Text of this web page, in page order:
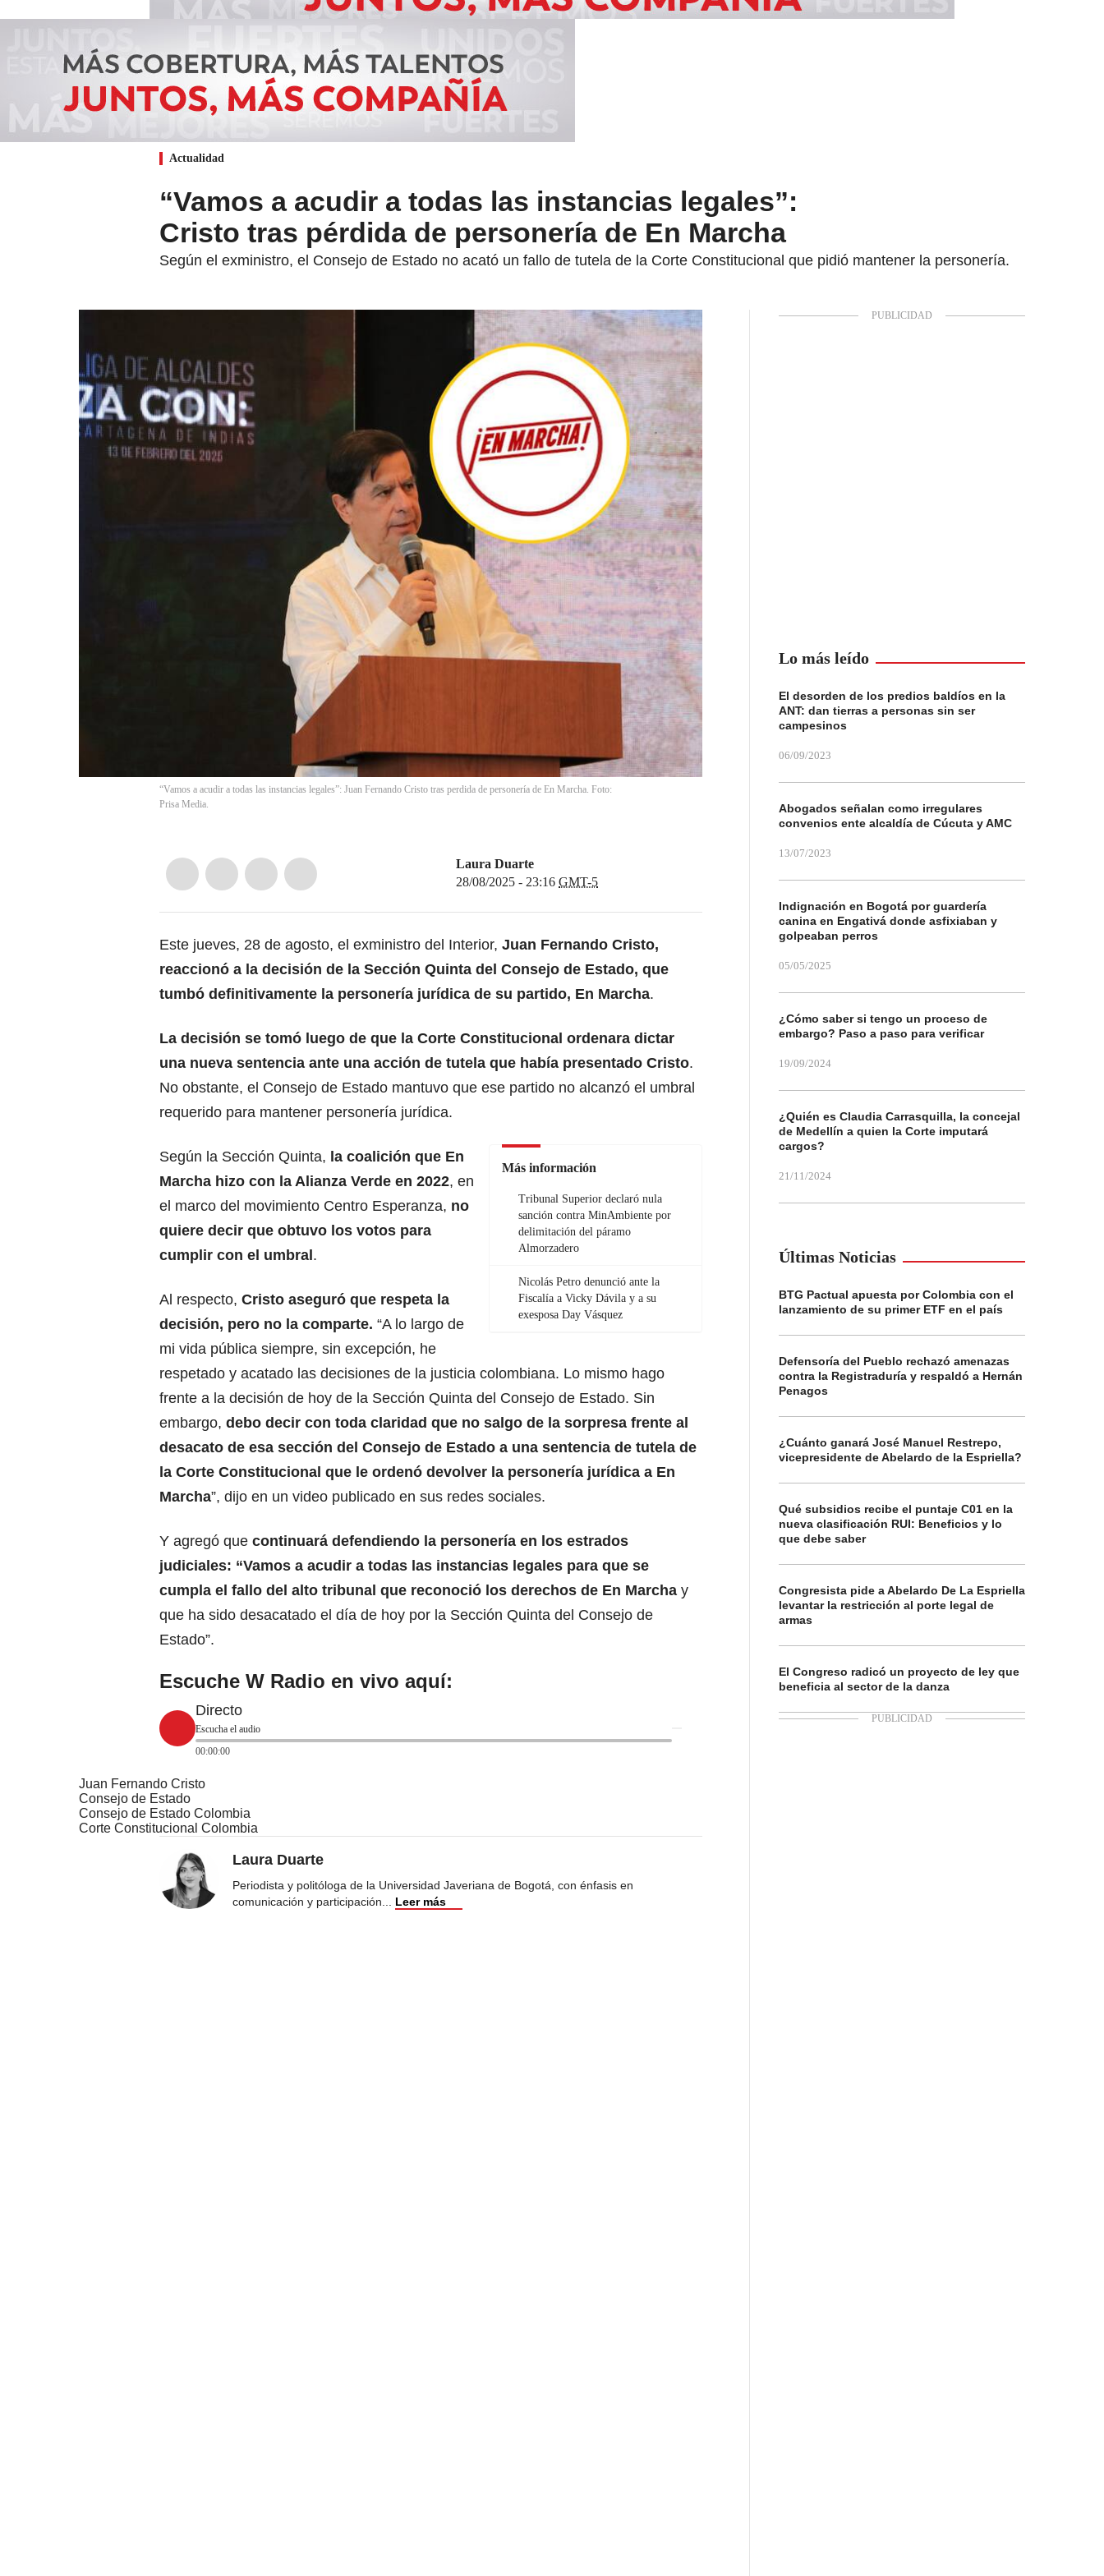
Actualidad
“Vamos a acudir a todas las instancias legales”:
Cristo tras pérdida de personería de En Marcha
Según el exministro, el Consejo de Estado no acató un fallo de tutela de la Corte Constitucional que pidió mantener la personería.
“Vamos a acudir a todas las instancias legales”: Juan Fernando Cristo tras perdida de personería de En Marcha. Foto:
Prisa Media.
Laura Duarte
28/08/2025 - 23:16 GMT-5
Este jueves, 28 de agosto, el exministro del Interior, Juan Fernando Cristo,
reaccionó a la decisión de la Sección Quinta del Consejo de Estado, que
tumbó definitivamente la personería jurídica de su partido, En Marcha.
La decisión se tomó luego de que la Corte Constitucional ordenara dictar
una nueva sentencia ante una acción de tutela que había presentado Cristo.
No obstante, el Consejo de Estado mantuvo que ese partido no alcanzó el umbral
requerido para mantener personería jurídica.
Más información
Tribunal Superior declaró nula
sanción contra MinAmbiente por
delimitación del páramo
Almorzadero
Nicolás Petro denunció ante la
Fiscalía a Vicky Dávila y a su
exesposa Day Vásquez
Según la Sección Quinta, la coalición que En
Marcha hizo con la Alianza Verde en 2022, en
el marco del movimiento Centro Esperanza, no
quiere decir que obtuvo los votos para
cumplir con el umbral .
Al respecto, Cristo aseguró que respeta la
decisión, pero no la comparte. “A lo largo de
mi vida pública siempre, sin excepción, he
respetado y acatado las decisiones de la justicia colombiana. Lo mismo hago
frente a la decisión de hoy de la Sección Quinta del Consejo de Estado. Sin
embargo, debo decir con toda claridad que no salgo de la sorpresa frente al
desacato de esa sección del Consejo de Estado a una sentencia de tutela de
la Corte Constitucional que le ordenó devolver la personería jurídica a En
Marcha”, dijo en un video publicado en sus redes sociales.
Y agregó que continuará defendiendo la personería en los estrados
judiciales: “Vamos a acudir a todas las instancias legales para que se
cumpla el fallo del alto tribunal que reconoció los derechos de En Marcha y
que ha sido desacatado el día de hoy por la Sección Quinta del Consejo de
Estado”.
Escuche W Radio en vivo aquí:
Directo
Escucha el audio
00:00:00
Juan Fernando Cristo
Consejo de Estado
Consejo de Estado Colombia
Corte Constitucional Colombia
Laura Duarte
Periodista y politóloga de la Universidad Javeriana de Bogotá, con énfasis en
comunicación y participación... Leer más
Lo más leído
El desorden de los predios baldíos en la
ANT: dan tierras a personas sin ser
campesinos
06/09/2023
Abogados señalan como irregulares
convenios ente alcaldía de Cúcuta y AMC
13/07/2023
Indignación en Bogotá por guardería
canina en Engativá donde asfixiaban y
golpeaban perros
05/05/2025
¿Cómo saber si tengo un proceso de
embargo? Paso a paso para verificar
19/09/2024
¿Quién es Claudia Carrasquilla, la concejal
de Medellín a quien la Corte imputará
cargos?
21/11/2024
Últimas Noticias
BTG Pactual apuesta por Colombia con el
lanzamiento de su primer ETF en el país
Defensoría del Pueblo rechazó amenazas
contra la Registraduría y respaldó a Hernán
Penagos
¿Cuánto ganará José Manuel Restrepo,
vicepresidente de Abelardo de la Espriella?
Qué subsidios recibe el puntaje C01 en la
nueva clasificación RUI: Beneficios y lo
que debe saber
Congresista pide a Abelardo De La Espriella
levantar la restricción al porte legal de
armas
El Congreso radicó un proyecto de ley que
beneficia al sector de la danza